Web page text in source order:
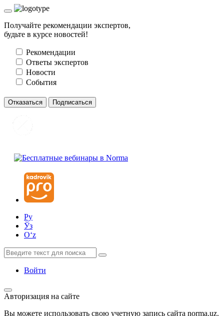
Получайте рекомендации экспертов,
будьте в курсе новостей!
Рекомендации
Ответы экспертов
Новости
События
Отказаться Подписаться
Ру
Ўз
Oʻz
Войти
Авторизация на сайте
Вы можете использовать свою учетную запись сайта norma.uz.